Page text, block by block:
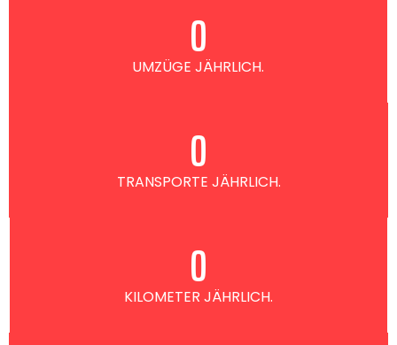
UMZÜGE JÄHRLICH.
0
TRANSPORTE JÄHRLICH.
0
KILOMETER JÄHRLICH.
0